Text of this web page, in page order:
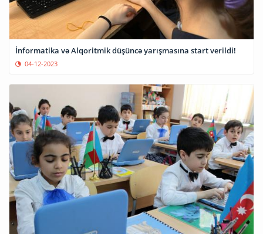
İnformatika və Alqoritmik düşüncə yarışmasına start verildi!
04-12-2023